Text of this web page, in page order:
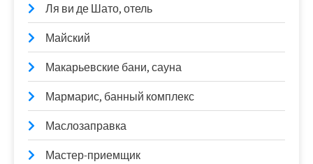
Ля ви де Шато, отель
Майский
Макарьевские бани, сауна
Мармарис, банный комплекс
Маслозаправка
Мастер-приемщик